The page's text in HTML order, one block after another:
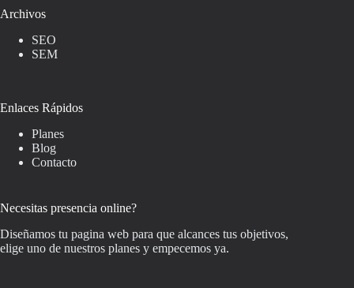
Archivos
SEO
SEM
Enlaces Rápidos
Planes
Blog
Contacto
Necesitas presencia online?
Diseñamos tu pagina web para que alcances tus objetivos,
elige uno de nuestros planes y empecemos ya.